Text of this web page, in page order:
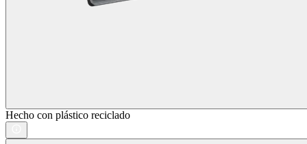
Hecho con plástico reciclado